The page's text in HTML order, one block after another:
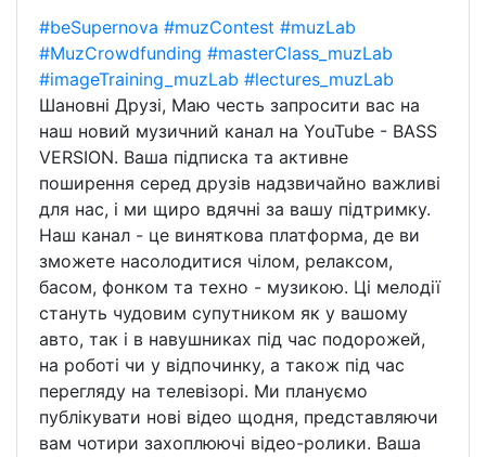
#beSupernova #muzContest #muzLab
#MuzCrowdfunding #masterClass_muzLab
#imageTraining_muzLab #lectures_muzLab
Шановні Друзі, Маю честь запросити вас на
наш новий музичний канал на YouTube - BASS
VERSION. Ваша підписка та активне
поширення серед друзів надзвичайно важливі
для нас, і ми щиро вдячні за вашу підтримку.
Наш канал - це виняткова платформа, де ви
зможете насолодитися чілом, релаксом,
басом, фонком та техно - музикою. Ці мелодії
стануть чудовим супутником як у вашому
авто, так і в навушниках під час подорожей,
на роботі чи у відпочинку, а також під час
перегляду на телевізорі. Ми плануємо
публікувати нові відео щодня, представляючи
вам чотири захоплюючі відео-ролики. Ваша